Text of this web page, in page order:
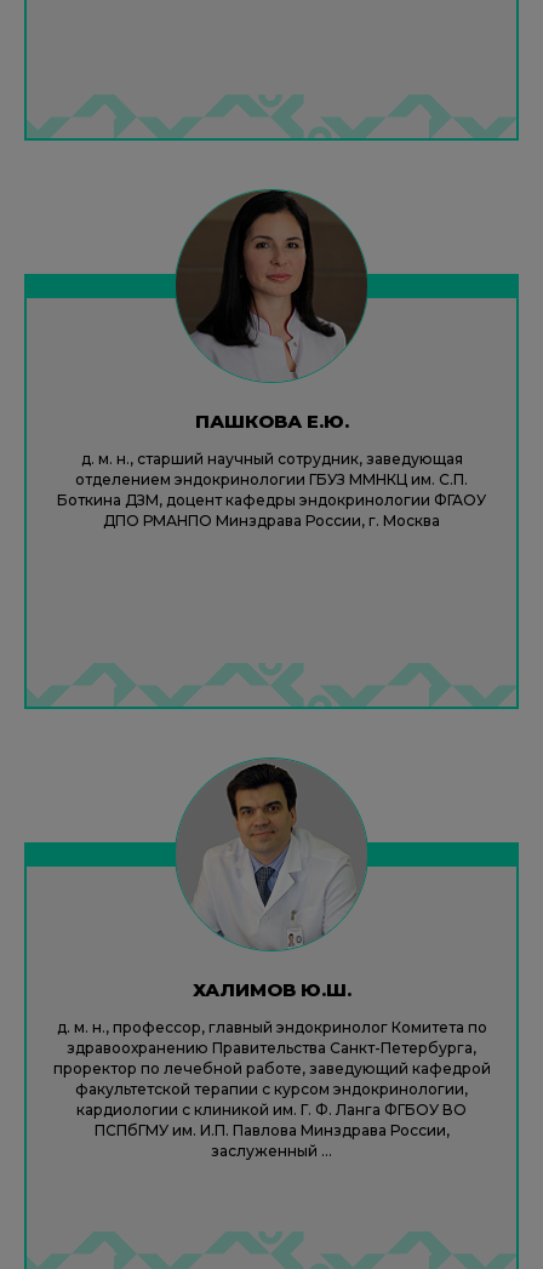
ПАШКОВА Е.Ю.
д. м. н., старший научный сотрудник, заведующая
отделением эндокринологии ГБУЗ ММНКЦ им. С.П.
Боткина ДЗМ, доцент кафедры эндокринологии ФГАОУ
ДПО РМАНПО Минздрава России, г. Москва
ХАЛИМОВ Ю.Ш.
д. м. н., профессор, главный эндокринолог Комитета по
здравоохранению Правительства Санкт-Петербурга,
проректор по лечебной работе, заведующий кафедрой
факультетской терапии с курсом эндокринологии,
кардиологии с клиникой им. Г. Ф. Ланга ФГБОУ ВО
ПСПбГМУ им. И.П. Павлова Минздрава России,
заслуженный ...